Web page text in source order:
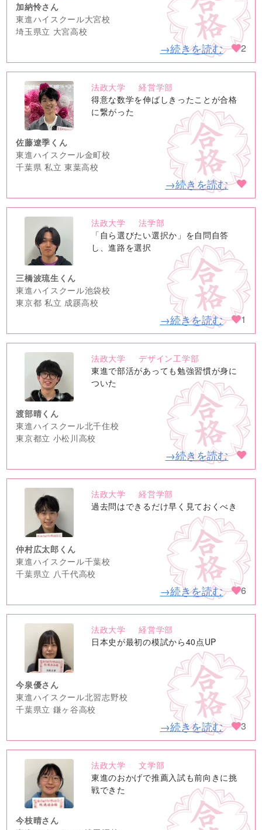
加納怜さん
東進ハイスクール大宮校
埼玉県立 大宮高校
→続きを読む 2
no
image
法政大学
経営学部
得意な数学を伸ばしきったことが合格
に繋がった
佐藤遼季くん
東進ハイスクール金町校
千葉県 私立 東葉高校
→続きを読む
no
image
法政大学
法学部
「自ら選びたい選択か」を自問自答
し、進路を選択
三橋波琉生くん
東進ハイスクール池袋校
東京都 私立 成蹊高校
→続きを読む 1
no
image
法政大学
デザイン工学部
東進で部活があっても勉強習慣が身に
ついた
渡部晴くん
東進ハイスクール北千住校
東京都立 小松川高校
→続きを読む
no
image
法政大学
経営学部
過去問はできるだけ早く見ておくべき
仲村広太郎くん
東進ハイスクール千葉校
千葉県立 八千代高校
→続きを読む 6
no
image
法政大学
経営学部
日本史が最初の模試から40点UP
今泉優さん
東進ハイスクール北習志野校
千葉県立 鎌ヶ谷高校
→続きを読む 3
no
image
法政大学
文学部
東進のおかげで推薦入試も前向きに挑
戦できた
今枝晴さん